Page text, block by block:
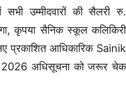
उम्मीदवारों की सैलरी रु.
कृपया सैनिक स्कूल कलिकिरी
प्रकाशित आधिकारिक Sainik
अधिसूचना को जरूर चेक